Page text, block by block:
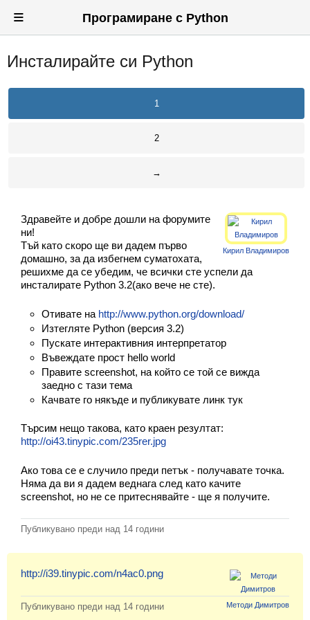
Вход
Регистрация
Новини
Форуми
Потребители
Класация
Екип
≡ Програмиране с Python
Инсталирайте си Python
1
2
→
Кирил Владимиров
Здравейте и добре дошли на форумите
ни!
Тъй като скоро ще ви дадем първо
домашно, за да избегнем суматохата,
решихме да се убедим, че всички сте успели да
инсталирате Python 3.2(ако вече не сте).
Отивате на http://www.python.org/download/
Изтегляте Python (версия 3.2)
Пускате интерактивния интерпретатор
Въвеждате прост hello world
Правите screenshot, на който се той се вижда
заедно с тази тема
Качвате го някъде и публикувате линк тук
Търсим нещо такова, като краен резултат:
http://oi43.tinypic.com/235rer.jpg
Ако това се е случило преди петък - получавате точка.
Няма да ви я дадем веднага след като качите
screenshot, но не се притеснявайте - ще я получите.
Публикувано преди над 14 години
Методи Димитров
http://i39.tinypic.com/n4ac0.png
Публикувано преди над 14 години